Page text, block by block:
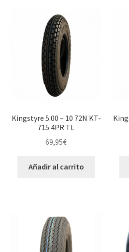
Kingstyre 5.00 – 10 72N KT-
715 4PR TL
69,95€
Añadir al carrito